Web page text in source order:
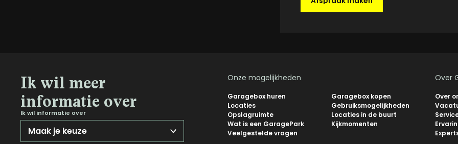
Ik wil meer
informatie over
Ik wil informatie over
Onze mogelijkheden
Garagebox huren
Garagebox kopen
Locaties
Gebruiksmogelijkheden
Opslagruimte
Locaties in de buurt
Wat is een GaragePark
Kijkmomenten
Veelgestelde vragen
Over
Over